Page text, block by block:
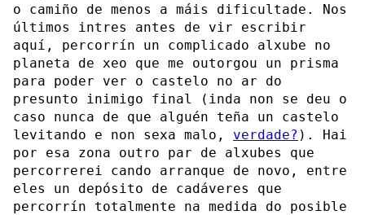
o camiño de menos a máis dificultade. Nos
últimos intres antes de vir escribir
aquí, percorrín un complicado alxube no
planeta de xeo que me outorgou un prisma
para poder ver o castelo no ar do
presunto inimigo final (inda non se deu o
caso nunca de que alguén teña un castelo
levitando e non sexa malo, verdade? ). Hai
por esa zona outro par de alxubes que
percorrerei cando arranque de novo, entre
eles un depósito de cadáveres que
percorrín totalmente na medida do posible